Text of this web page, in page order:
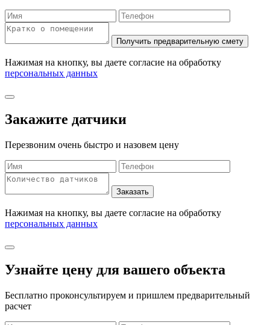
Нажимая на кнопку, вы даете согласие на обработку
персональных данных
Закажите датчики
Перезвоним очень быстро и назовем цену
Нажимая на кнопку, вы даете согласие на обработку
персональных данных
Узнайте цену для вашего объекта
Бесплатно проконсультируем и пришлем предварительный
расчет